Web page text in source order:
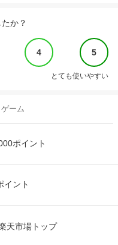
か？
4 5
とても使いやすい
ゲーム
ポイント
イント
天市場トップ